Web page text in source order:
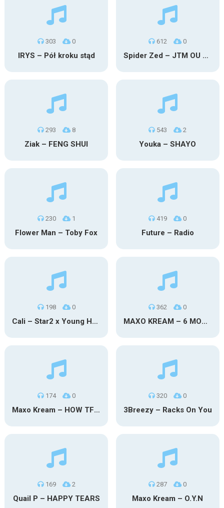
303 0
IRYS – Pół kroku stąd
612 0
Spider Zed – JTM OU TG
293 8
Ziak – FENG SHUI
543 2
Youka – SHAYO
230 1
Flower Man – Toby Fox
419 0
Future – Radio
198 0
Cali – Star2 x Young Henny
362 0
MAXO KREAM – 6 MONTHS CLEAN
174 0
Maxo Kream – HOW TF I’M LUCKY
320 0
3Breezy – Racks On You
169 2
Quail P – HAPPY TEARS
287 0
Maxo Kream – O.Y.N